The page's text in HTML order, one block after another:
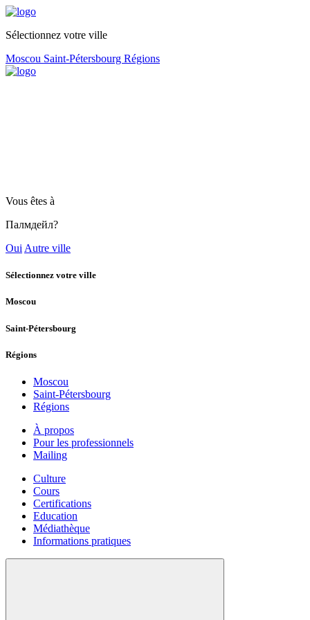
Sélectionnez votre ville
Moscou Saint-Pétersbourg Régions
Vous êtes à
Палмдейл?
Oui Autre ville
Sélectionnez votre ville
Moscou
Saint-Pétersbourg
Régions
Moscou
Saint-Pétersbourg
Régions
À propos
Pour les professionnels
Mailing
Culture
Cours
Certifications
Education
Médiathèque
Informations pratiques